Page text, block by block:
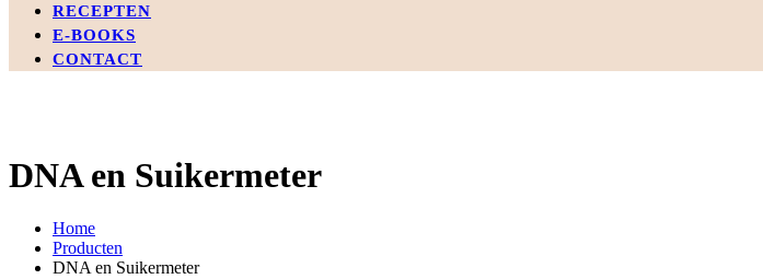
RECEPTEN
E-BOOKS
CONTACT
DNA en Suikermeter
Home
Producten
DNA en Suikermeter